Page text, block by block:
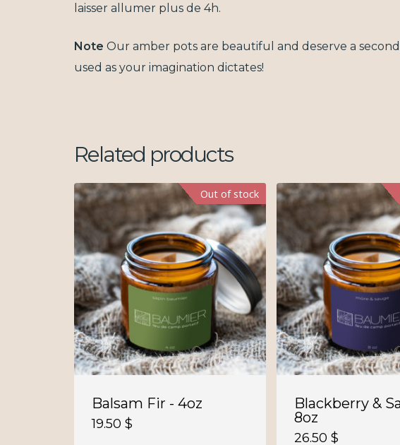
laisser allumer plus de 4h.
Note Our amber pots are beautiful and deserve a
used as your imagination dictates!
Related products
Out of stock
Balsam Fir - 4oz
19.50 $
Blackberry &
8oz
26.50 $